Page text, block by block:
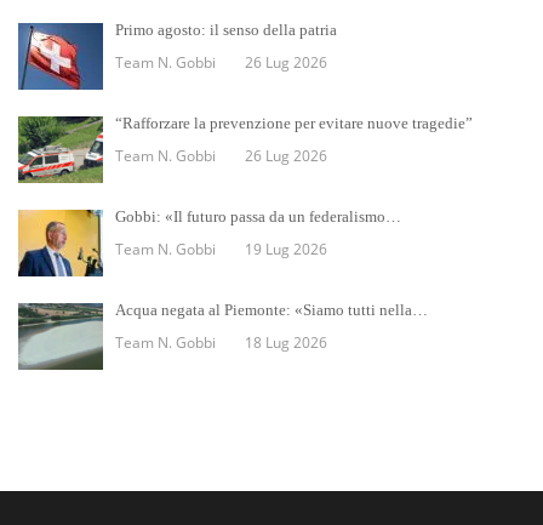
Primo agosto: il senso della patria
Team N. Gobbi 26 Lug 2026
“Rafforzare la prevenzione per evitare nuove tragedie”
Team N. Gobbi 26 Lug 2026
Gobbi: «Il futuro passa da un federalismo…
Team N. Gobbi 19 Lug 2026
Acqua negata al Piemonte: «Siamo tutti nella…
Team N. Gobbi 18 Lug 2026